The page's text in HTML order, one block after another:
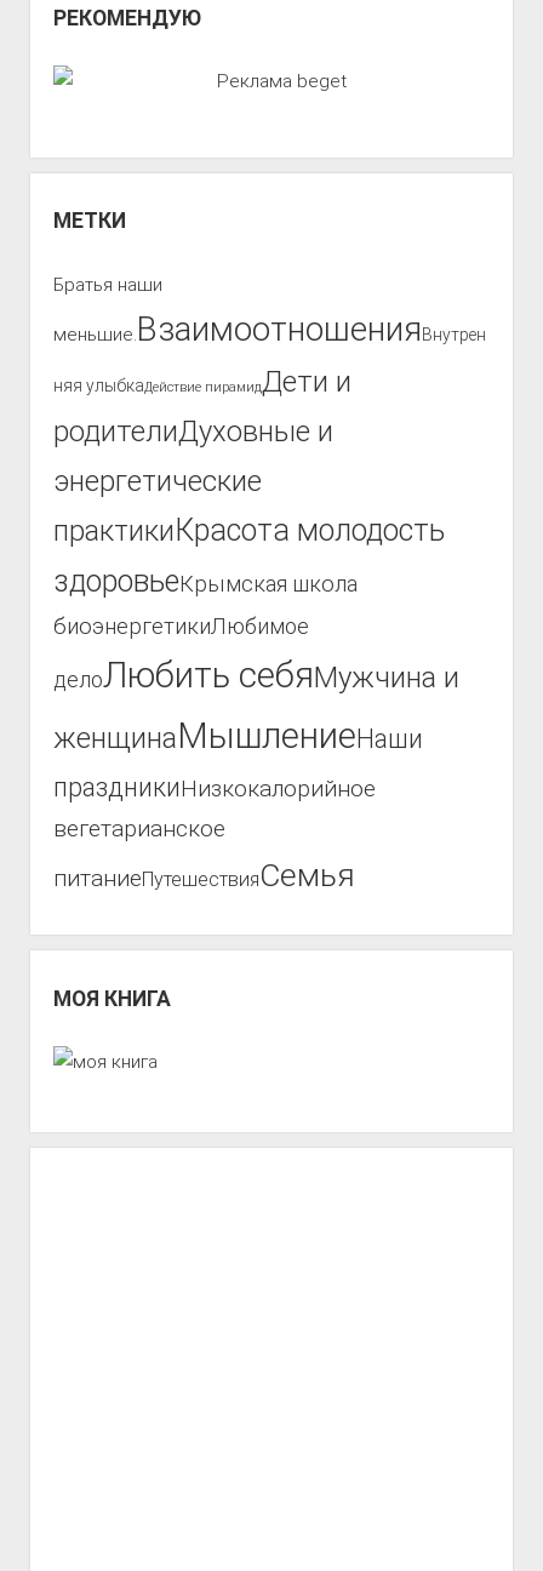
РЕКОМЕНДУЮ
МЕТКИ
Братья наши
меньшие.Взаимоотношения Внутрен
няя улыбкаДействие пирамидДети и
родителиДуховные и
энергетические
практики Красота молодость
здоровьеКрымская школа
биоэнергетикиЛюбимое
делоЛюбить себяМужчина и
женщинаМышлениеНаши
праздникиНизкокалорийное
вегетарианское
питаниеПутешествияСемья
МОЯ КНИГА